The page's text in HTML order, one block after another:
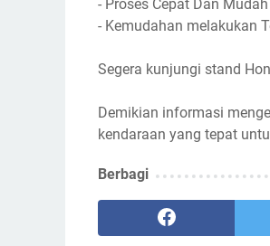
- Proses Cepat Dan Mudah
- Kemudahan melakukan
Segera kunjungi stand
Demikian informasi
kendaraan yang tepat
Berbagi